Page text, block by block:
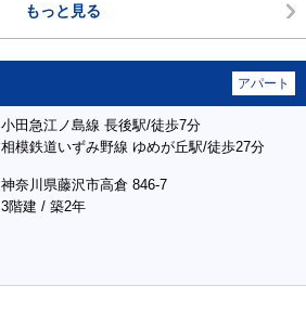
もっと見る
アパート
小田急江ノ島線 長後駅/徒歩7分
相模鉄道いずみ野線 ゆめが丘駅/徒歩27分
神奈川県藤沢市高倉 846-7
3階建 / 築2年